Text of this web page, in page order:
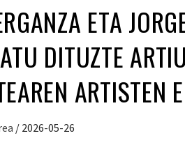
ETA
DITUZTE
ARTISTEN
/ 2026-05-26